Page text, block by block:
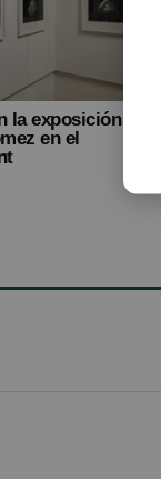
la exposición
en el